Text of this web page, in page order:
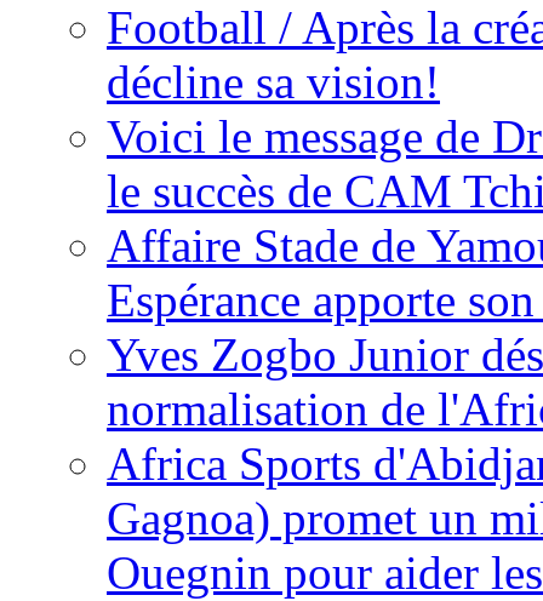
Football / Après la
décline sa vision!
Voici le message de
le succès de CAM
Affaire Stade de
Espérance apporte
Yves Zogbo Junior
normalisation de
Africa Sports
Gagnoa) promet un
Ouegnin pour aider